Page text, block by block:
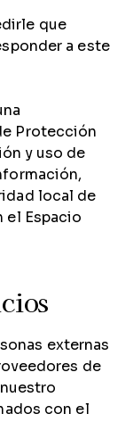
que
a este
Protección
y uso de
local de
el Espacio
externas
de
con el